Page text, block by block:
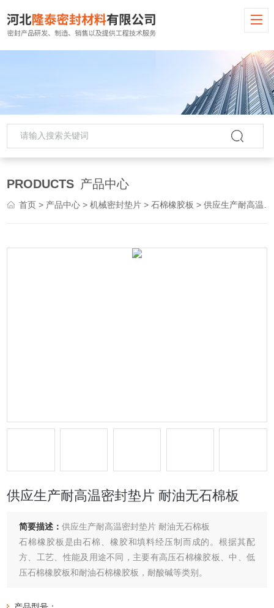
PRODUCTS 产品中心
首页 > 产品中心 >机械密封垫片 >石棉橡胶板 > 供应生产耐高温密封垫片 耐油无石棉板
供应生产耐高温密封垫片 耐油无石棉板
简要描述：供应生产耐高温密封垫片 耐油无石棉板
石棉橡胶板是由石棉、橡胶和填料经压制而成的。根据其配
方、工艺、性能及用途不同，主要有高压石棉橡胶板、中、低
压石棉橡胶板和耐油石棉橡胶板，耐酸碱等类别。